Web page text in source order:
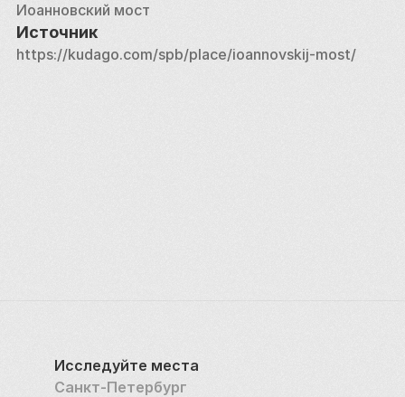
Иоанновский мост
Источник
https://kudago.com/spb/place/ioannovskij-most/
Исследуйте места
Санкт-Петербург